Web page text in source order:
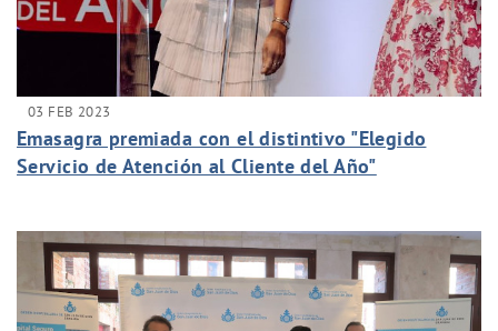
03 FEB 2023
Emasagra premiada con el distintivo "Elegido
Servicio de Atención al Cliente del Año"